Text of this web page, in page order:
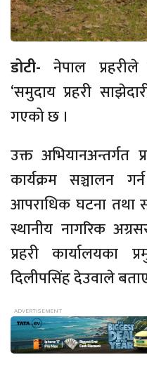
डोटी- नेपाल
‘समुदाय प्रहरी
गएको छ ।
उक्त अभियानअन्तर्गत
कार्यक्रम सञ्चालन
आपराधिक घटना तथा
स्थानीय नागरिक
प्रहरी कार्यालयका
दिलीपसिंह देउवाले